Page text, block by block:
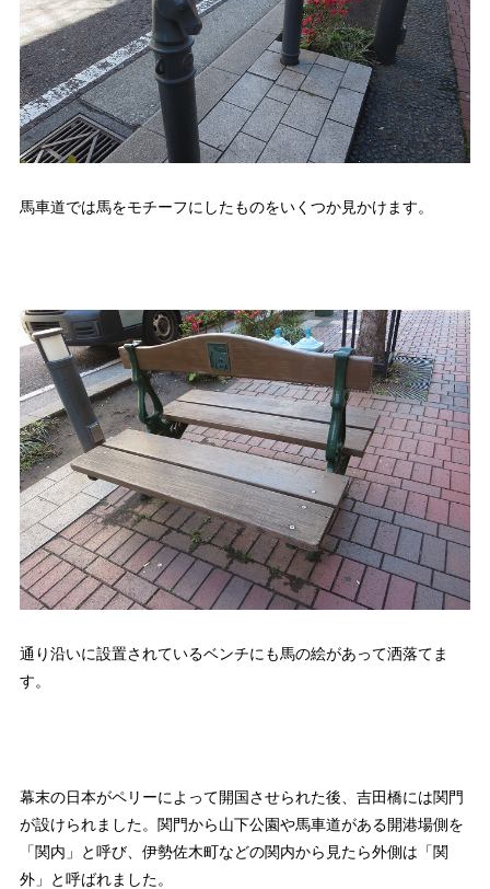
馬車道では馬をモチーフにしたものをいくつか見かけます。
通り沿いに設置されているベンチにも馬の絵があって洒落てま
す。
幕末の日本がペリーによって開国させられた後、吉田橋には関門
が設けられました。関門から山下公園や馬車道がある開港場側を
「関内」と呼び、伊勢佐木町などの関内から見たら外側は「関
外」と呼ばれました。